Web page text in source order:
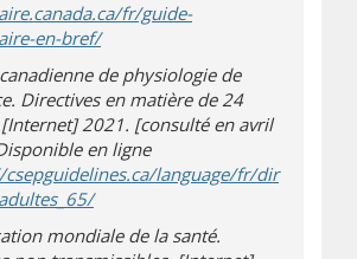
fr/guide-
en-bref/(s’ouvre dans une nouvelle
(s’ouvre sur un autre site)
de physiologie de
Directives en matière de 24
2021. [consulté en avril
en ligne
language/fr/dir
(s’ouvre dans une nouvelle
(s’ouvre sur un autre site)
mondiale de la santé.